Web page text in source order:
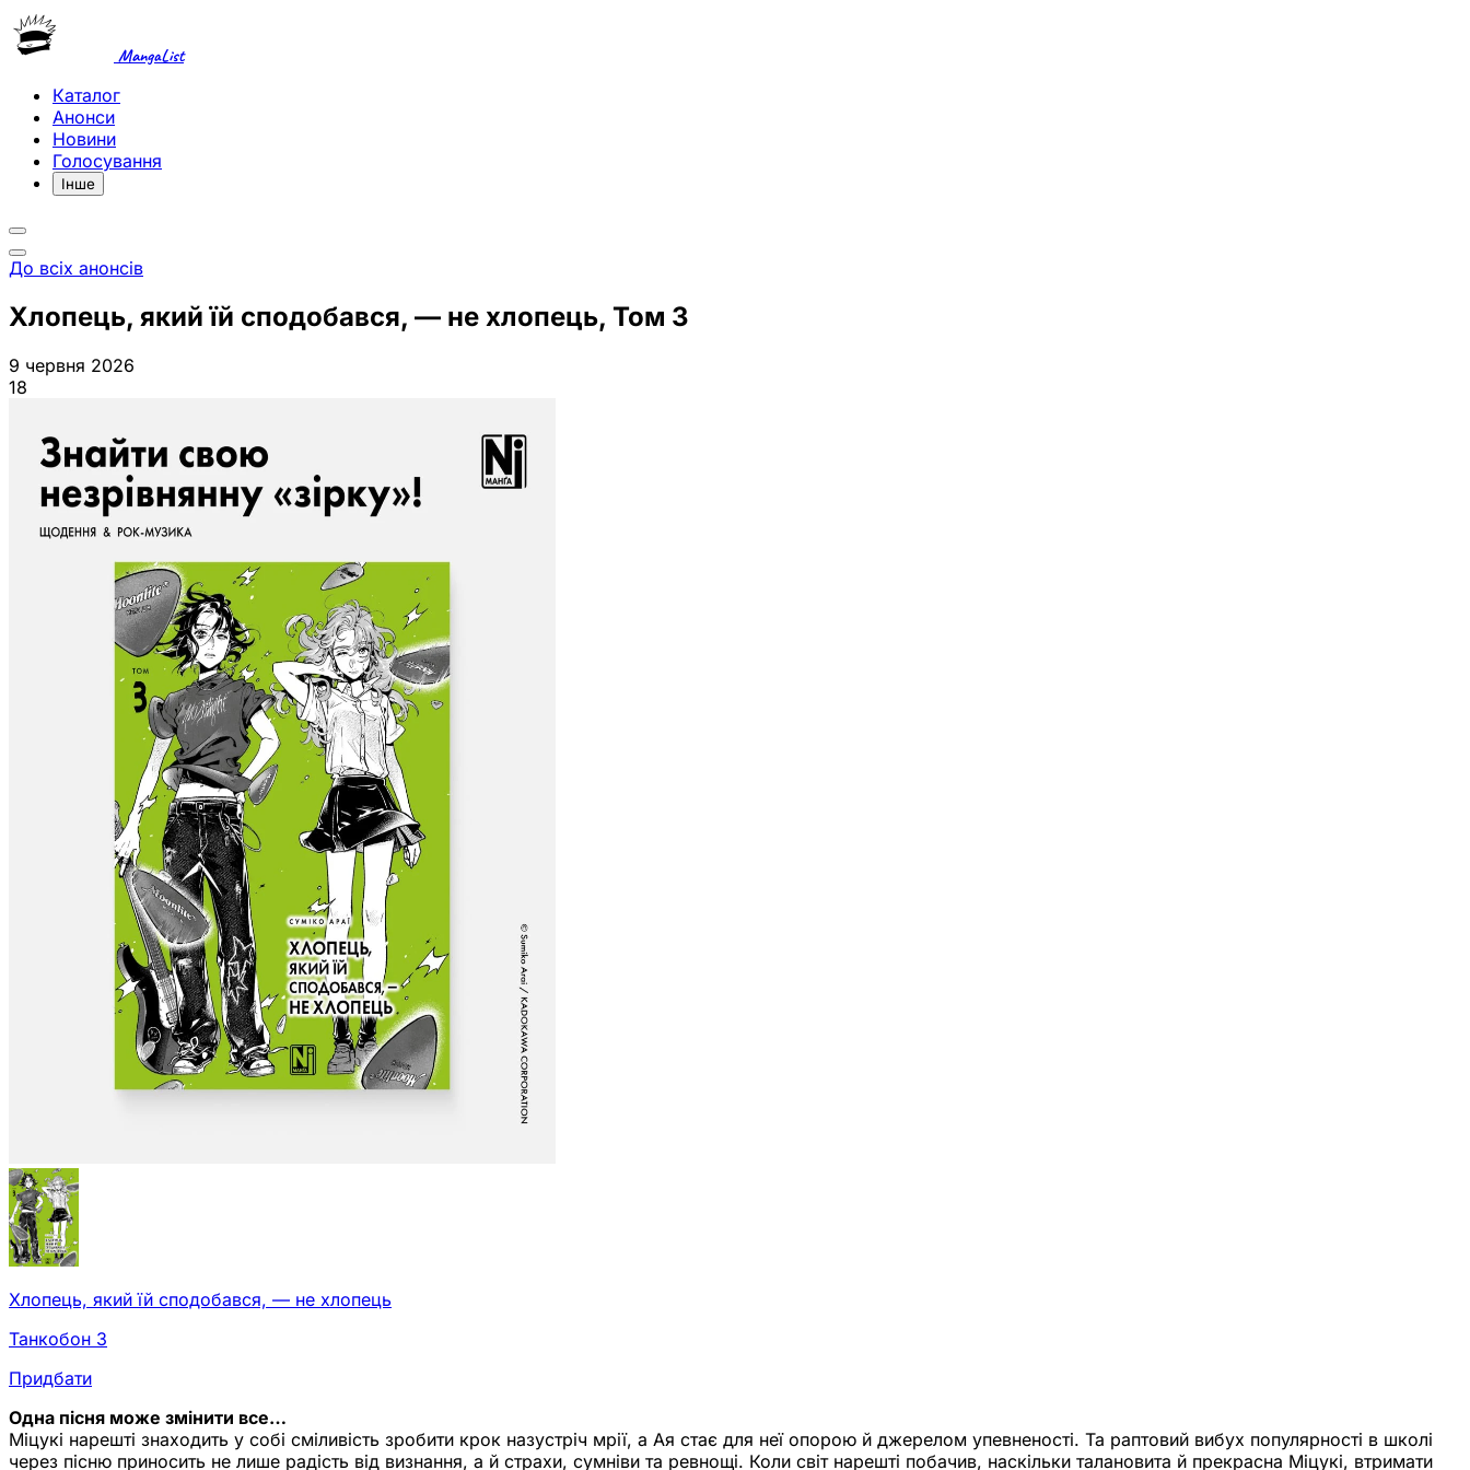
MangaList
Каталог
Анонси
Новини
Голосування
Інше
До всіх анонсів
Хлопець, який їй сподобався, — не хлопець, Том 3
9 червня 2026
18
Хлопець, який їй сподобався, — не хлопець
Танкобон 3
Придбати
Одна пісня може змінити все…
Міцукі нарешті знаходить у собі сміливість зробити крок назустріч мрії, а Ая стає для неї опорою й джерелом упевненості. Та раптовий вибух популярності в школі
через пісню приносить не лише радість від визнання, а й страхи, сумніви та ревнощі. Коли світ нарешті побачив, наскільки талановита й прекрасна Міцукі, втримати